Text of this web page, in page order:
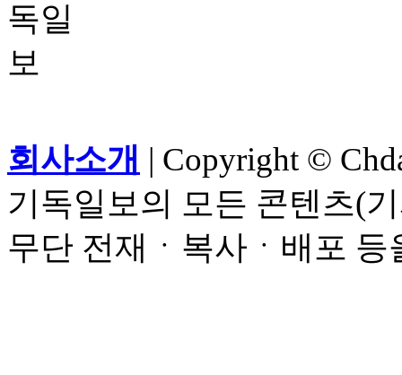
회사소개 | Copyright ©
기독일보의 모든 콘텐츠(
무단 전재ㆍ복사ㆍ배포 등